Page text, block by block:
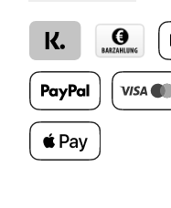
Später Bezahlen
Klarna Barzahlung